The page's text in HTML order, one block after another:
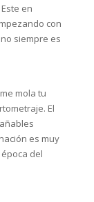
en
con
siempre es
mola tu
El
es muy
del